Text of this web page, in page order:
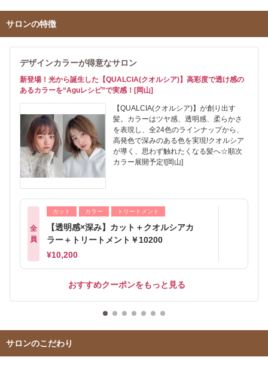
サロンの特徴
デザインカラーが得意なサロン
新登場！光から誕生した【QUALCIA(クオルシア)】高彩度で透け感の
あるカラーを“Aguレシピ”で実感！[岡山]
【QUALCIA(クオルシア)】が創り出す
髪。カラーはツヤ感、透明感、柔らかさ
を表現し、全24色のラインナップから、
高発色で深みのある色を実現!クオルシア
が導く、思わず触れたくなる髪へ☆順次
カラー展開予定![岡山]
全
員
カット カラー トリートメント
【透明感×深み】カット＋クオルシアカ
ラー＋トリートメント￥10200
¥10,200
おすすめクーポンをもっと見る
サロンのこだわり